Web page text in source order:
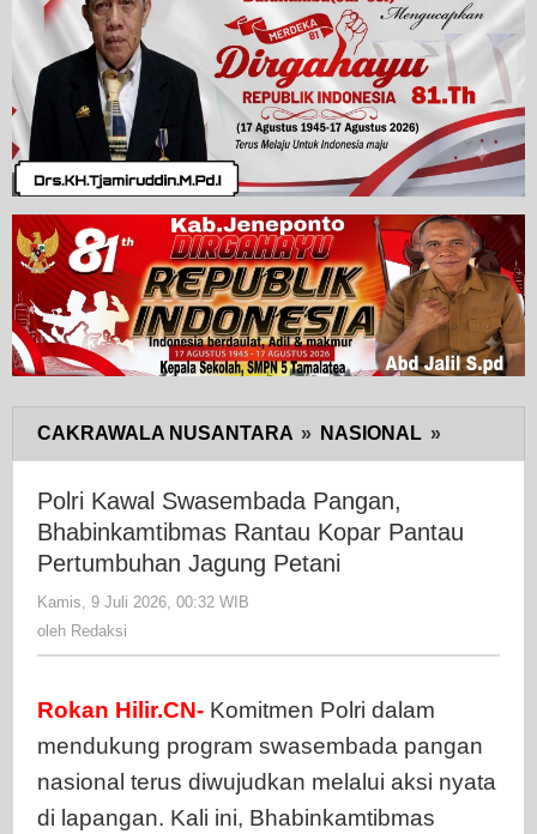
CAKRAWALA NUSANTARA » NASIONAL »
Kawal
Polri Kawal Swasembada Pangan,
Bhabinkamtibmas Rantau Kopar Pantau
Pertumbuhan Jagung Petani
Kamis, 9 Juli 2026, 00:32 WIB
oleh Redaksi
Rokan Hilir.CN- Komitmen Polri dalam
mendukung program swasembada pangan
nasional terus diwujudkan melalui aksi nyata
di lapangan. Kali ini, Bhabinkamtibmas